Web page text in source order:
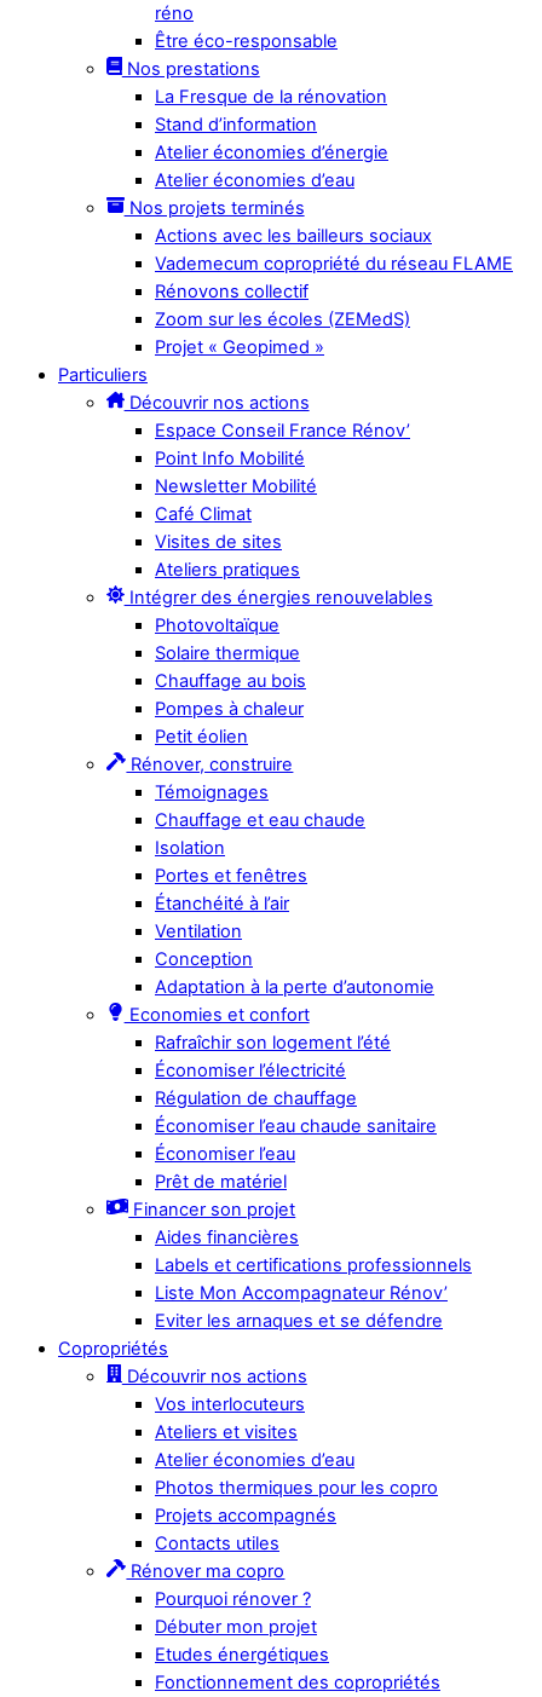
réno
Être éco-responsable
Nos prestations
La Fresque de la rénovation
Stand d’information
Atelier économies d’énergie
Atelier économies d’eau
Nos projets terminés
Actions avec les bailleurs sociaux
Vademecum copropriété du réseau FLAME
Rénovons collectif
Zoom sur les écoles (ZEMedS)
Projet « Geopimed »
Particuliers
Découvrir nos actions
Espace Conseil France Rénov’
Point Info Mobilité
Newsletter Mobilité
Café Climat
Visites de sites
Ateliers pratiques
Intégrer des énergies renouvelables
Photovoltaïque
Solaire thermique
Chauffage au bois
Pompes à chaleur
Petit éolien
Rénover, construire
Témoignages
Chauffage et eau chaude
Isolation
Portes et fenêtres
Étanchéité à l’air
Ventilation
Conception
Adaptation à la perte d’autonomie
Economies et confort
Rafraîchir son logement l’été
Économiser l’électricité
Régulation de chauffage
Économiser l’eau chaude sanitaire
Économiser l’eau
Prêt de matériel
Financer son projet
Aides financières
Labels et certifications professionnels
Liste Mon Accompagnateur Rénov’
Eviter les arnaques et se défendre
Copropriétés
Découvrir nos actions
Vos interlocuteurs
Ateliers et visites
Atelier économies d’eau
Photos thermiques pour les copro
Projets accompagnés
Contacts utiles
Rénover ma copro
Pourquoi rénover ?
Débuter mon projet
Etudes énergétiques
Fonctionnement des copropriétés